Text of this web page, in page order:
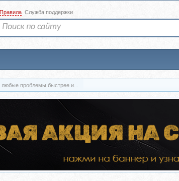
Правила Служба поддержки
проблемы быстрее и...